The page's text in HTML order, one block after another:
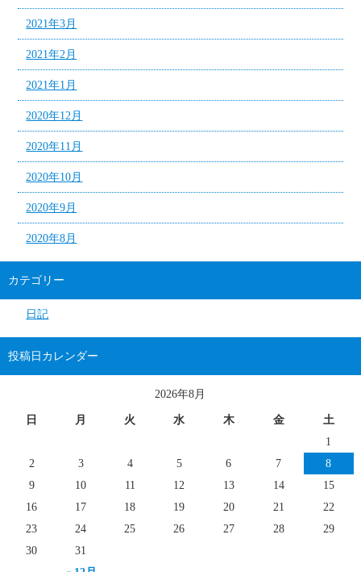
2021年3月
2021年2月
2021年1月
2020年12月
2020年11月
2020年10月
2020年9月
2020年8月
カテゴリー
日記
投稿日カレンダー
2026年8月
日 月 火 水 木 金 土
1
2
3 4 5 6 7
8
9
10 11 12 13 14
15
16
17 18 19 20 21
22
23
24 25 26 27 28
29
30
31